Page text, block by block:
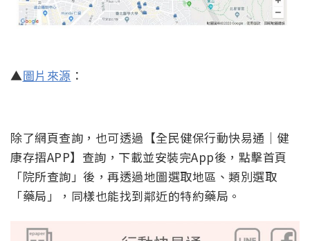
▲圖片來源 ：
除了網頁查詢，也可透過【全民健保行動快易通│健
康存摺APP】查詢，下載並安裝完App後，點擊首頁
「院所查詢」後，再透過地圖選取地區、類別選取
「藥局」，同樣也能找到鄰近的特約藥局。